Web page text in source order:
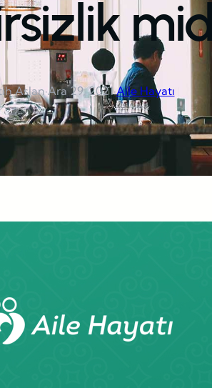
Aslan·Ara 29, 2021·Aile Hayatı